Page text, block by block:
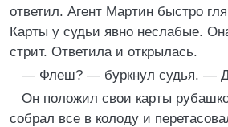
ответил. Агент Мартин быстро
Карты у судьи явно неслабые.
стрит. Ответила и открылась.
— Флеш? — буркнул судья. —
Он положил свои карты
собрал все в колоду и